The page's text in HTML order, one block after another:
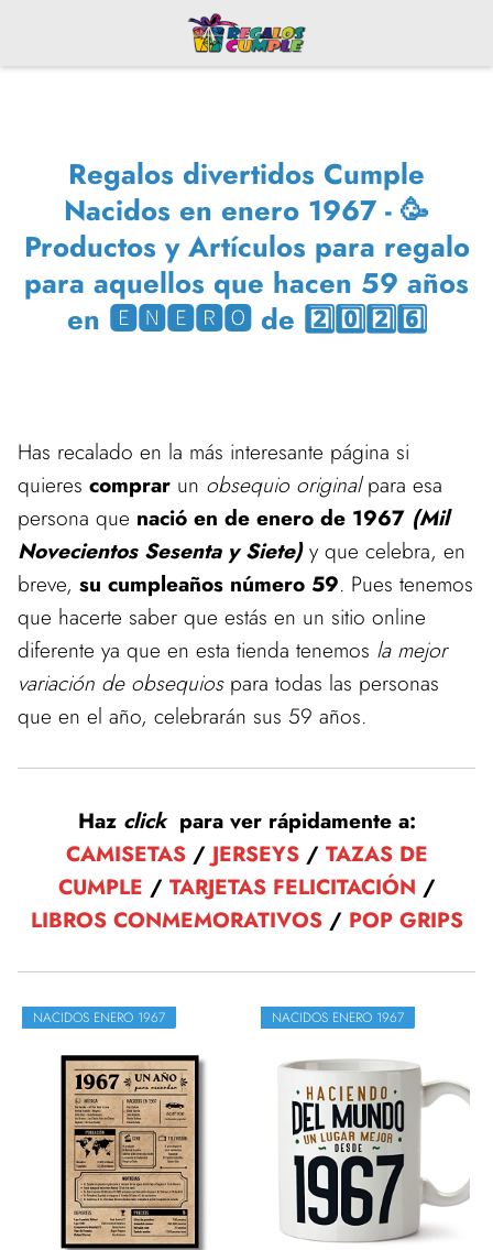
Regalos divertidos Cumple
Nacidos en enero 1967 - 🥳
Productos y Artículos para regalo
para aquellos que hacen 59 años
en 🅴🅽🅴🆁🅾 de 2️⃣0️⃣2️⃣6️⃣
Has recalado en la más interesante página si
quieres comprar un obsequio originalpara esa
persona que nació en de enero de 1967 (Mil
Novecientos Sesenta y Siete)y que celebra, en
breve, su cumpleaños número 59. Pues tenemos
que hacerte saber que estás en un sitio online
diferente ya que en esta tienda tenemos la mejor
variación de obsequiospara todas las personas
que en el año, celebrarán sus 59 años.
Haz click para ver rápidamente a:
CAMISETAS/ JERSEYS/ TAZAS DE
CUMPLE / TARJETAS FELICITACIÓN /
LIBROS CONMEMORATIVOS/ POP GRIPS
NACIDOS ENERO 1967 NACIDOS ENERO 1967